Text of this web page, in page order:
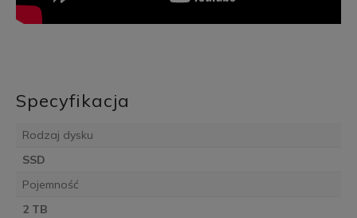
Specyfikacja
Rodzaj dysku
SSD
Pojemność
2 TB